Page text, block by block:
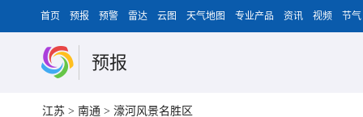
首页 预报 预警 雷达 云图 天气地图 专业产品 资讯 视频 节气
预报
江苏 > 南通 > 濠河风景名胜区